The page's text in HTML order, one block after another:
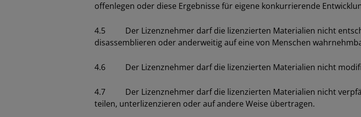
offenlegen oder diese Ergebnisse für eigene konkurrierende
4.5 Der Lizenznehmer darf die lizenzierten Materialien nicht
disassemblieren oder anderweitig auf eine von Menschen
4.6 Der Lizenznehmer darf die lizenzierten Materialien nicht
4.7 Der Lizenznehmer darf die lizenzierten Materialien nicht
teilen, unterlizenzieren oder auf andere Weise übertragen.